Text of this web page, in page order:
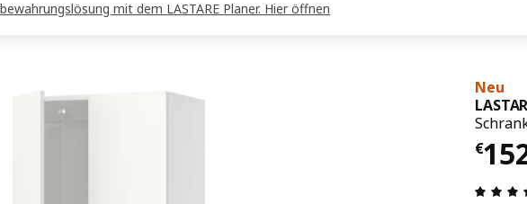
mit dem LASTARE Planer. Hier öffnen
Neu
€